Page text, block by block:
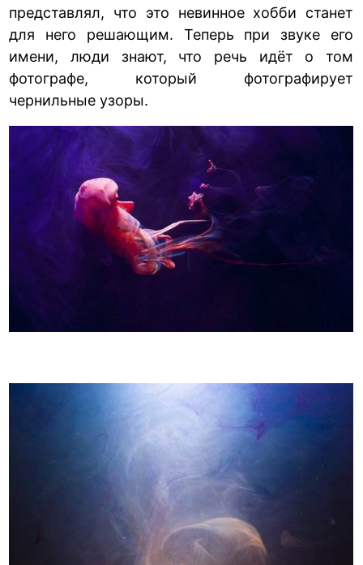
представлял, что это невинное хобби станет
для него решающим. Теперь при звуке его
имени, люди знают, что речь идёт о том
фотографе, который фотографирует
чернильные узоры.